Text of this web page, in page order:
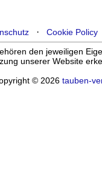
· Cookie Policy
den jeweiligen
unserer Website
© 2026 tauben-